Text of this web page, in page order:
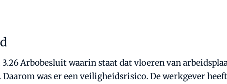
Arbobesluit waarin staat dat vloeren van
was er een veiligheidsrisico. De werkgever